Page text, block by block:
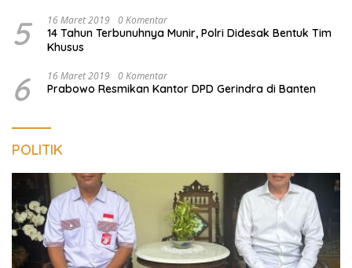
5 16 Maret 2019 0 Komentar
14 Tahun Terbunuhnya Munir, Polri Didesak Bentuk Tim
Khusus
6 16 Maret 2019 0 Komentar
Prabowo Resmikan Kantor DPD Gerindra di Banten
POLITIK